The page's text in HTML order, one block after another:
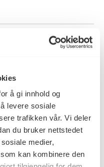
å gi innhold og
levere sosiale
trafikken vår. Vi deler
du bruker nettstedet
medier,
kan kombinere den